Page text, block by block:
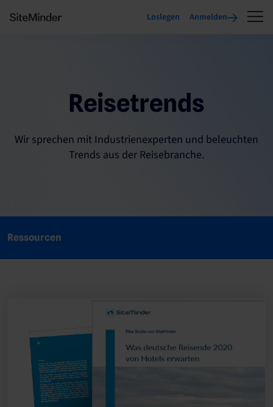
Loslegen Anmelden
Reisetrends
Wir sprechen mit Industrienexperten und beleuchten
Trends aus der Reisebranche.
Ressourcen